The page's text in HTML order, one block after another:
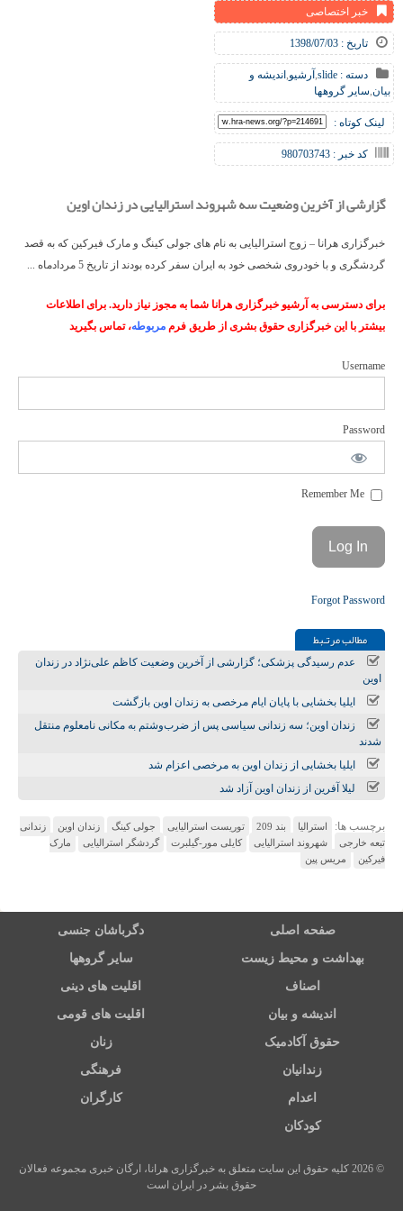
خبر اختصاصی
تاریخ : 1398/07/03
دسته : slide
,آرشیو,اندیشه و
بیان,سایر گروهها
لینک کوتاه :
کد خبر : 980703743
گزارشی از آخرین وضعیت سه شهروند استرالیایی در زندان اوین
خبرگزاری هرانا – زوج استرالیایی به نام های جولی کینگ و مارک فیرکین که به قصد
گردشگری و با خودروی شخصی خود به ایران سفر کرده بودند از تاریخ 5 مردادماه ...
برای دسترسی به آرشیو خبرگزاری هرانا شما به مجوز نیاز دارید. برای اطلاعات
بیشتر با این خبرگزاری حقوق بشری از طریق فرم مربوطه، تماس بگیرید
Username
Password
Forgot Password
مطالب مرتـبط
عدم رسیدگی پزشکی؛ گزارشی از آخرین وضعیت کاظم علی‌نژاد در زندان
اوین
ایلیا بخشایی با پایان ایام مرخصی به زندان اوین بازگشت
زندان اوین؛ سه زندانی سیاسی پس از ضرب‌وشتم به مکانی نامعلوم منتقل
شدند
ایلیا بخشایی از زندان اوین به مرخصی اعزام شد
لیلا آفرین از زندان اوین آزاد شد
برچسب ها: استرالیا بند 209 توریست استرالیایی جولی کینگ زندان اوین
زندانی
تبعه خارجی
شهروند استرالیایی کایلی مور-گیلبرت گردشگر استرالیایی
مارک
فیرکین
مریس پین
صفحه اصلی دگرباشان جنسی
بهداشت و محیط زیست سایر گروهها
اصناف اقلیت های دینی
اندیشه و بیان اقلیت های قومی
حقوق آکادمیک زنان
زندانیان فرهنگی
اعدام کارگران
کودکان
© 2026 کلیه حقوق این سایت متعلق به خبرگزاری هرانا، ارگان خبری مجموعه فعالان
حقوق بشر در ایران است